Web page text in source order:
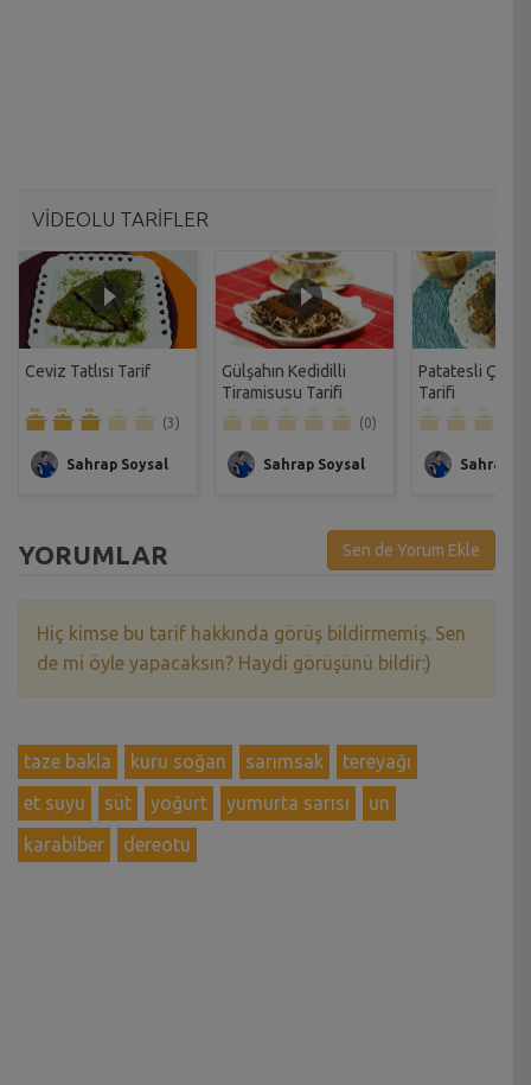
VİDEOLU TARİFLER
Ceviz Tatlısı Tarif
(3)
Sahrap Soysal
Gülşahın Kedidilli
Tiramisusu Tarifi
(0)
Sahrap Soysal
Patatesli Çıtır
Tarifi
Sahrap
YORUMLAR Sen de Yorum Ekle
Hiç kimse bu tarif hakkında görüş bildirmemiş. Sen
de mi öyle yapacaksın? Haydi görüşünü bildir:)
taze bakla kuru soğan sarımsak
tereyağı
et suyu
süt yoğurt yumurta sarısı
un
karabiber
dereotu